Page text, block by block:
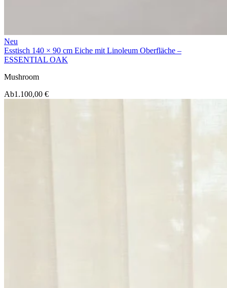
Neu
Esstisch 140 × 90 cm Eiche mit Linoleum Oberfläche –
ESSENTIAL OAK
Mushroom
Ab1.100,00 €